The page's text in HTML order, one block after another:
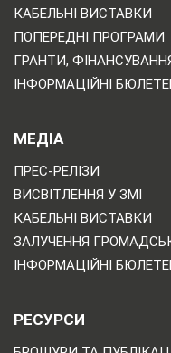
КАБЕЛЬНІ ВИСТАВКИ
ПОПЕРЕДНІ ПРОГРАМИ
ГРАНТИ,
ІНФОРМАЦІЙНІ
МЕДІА
ПРЕС-РЕЛІЗИ
ВИСВІТЛЕННЯ У ЗМІ
КАБЕЛЬНІ ВИСТАВКИ
ЗАЛУЧЕННЯ
ІНФОРМАЦІЙНІ
РЕСУРСИ